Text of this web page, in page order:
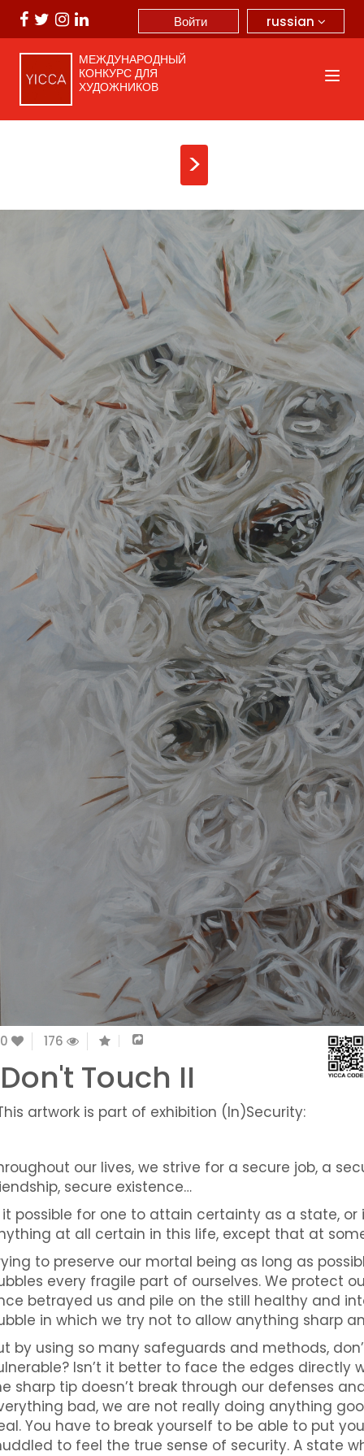
russian
Войти
МЕЖДУНАРОДНЫЙ
КОНКУРС ДЛЯ
ХУДОЖНИКОВ
>
0 176
Don't Touch II
artwork is part of exhibition (In)Security:
our lives, we strive for a secure job, a
secure existence…
it possible for one to attain certainty as a state,
at all certain in this life, except that at
to preserve our mortal being as long as
every fragile part of ourselves. We protect
betrayed us and pile on the still healthy and
in which we try not to allow anything sharp
by using so many safeguards and methods,
Isn’t it better to face the edges
sharp tip doesn’t break through our defenses
bad, we are not really doing anything
You have to break yourself to be able to put
to feel the true sense of security. A state